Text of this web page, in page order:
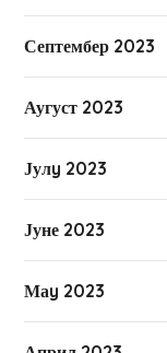
Септембер 2023
Аугуст 2023
Јулy 2023
Јуне 2023
Маy 2023